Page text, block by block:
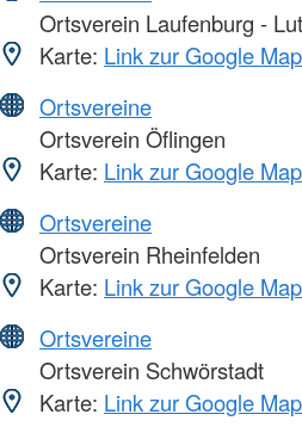
Ortsverein Laufenburg -
Karte: Link zur Google
Ortsvereine
Ortsverein Öflingen
Karte: Link zur Google
Ortsvereine
Ortsverein Rheinfelden
Karte: Link zur Google
Ortsvereine
Ortsverein Schwörstadt
Karte: Link zur Google